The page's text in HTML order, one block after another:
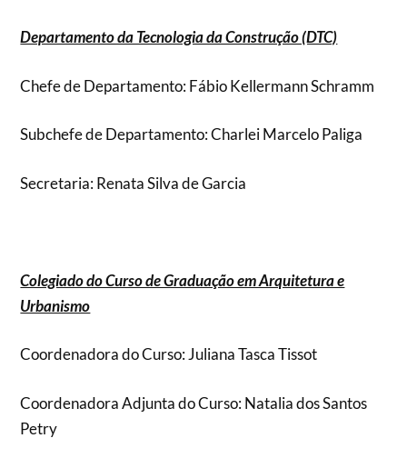
Departamento da Tecnologia da Construção (DTC)
Chefe de Departamento: Fábio Kellermann Schramm
Subchefe de Departamento: Charlei Marcelo Paliga
Secretaria: Renata Silva de Garcia
Colegiado do Curso de Graduação em Arquitetura e
Urbanismo
Coordenadora do Curso: Juliana Tasca Tissot
Coordenadora Adjunta do Curso: Natalia dos Santos
Petry